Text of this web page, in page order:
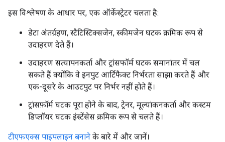
इस विश्लेषण के आधार पर, एक ऑर्केस्ट्रेटर चलता है:
डेटा अंतर्ग्रहण, स्टैटिस्टिक्सजेन, स्कीमजेन घटक क्रमिक रूप से
उदाहरण देते हैं।
उदाहरण सत्यापनकर्ता और ट्रांसफॉर्म घटक समानांतर में चल
सकते हैं क्योंकि वे इनपुट आर्टिफैक्ट निर्भरता साझा करते हैं और
एक-दूसरे के आउटपुट पर निर्भर नहीं होते हैं।
ट्रांसफ़ॉर्म घटक पूरा होने के बाद, ट्रेनर, मूल्यांकनकर्ता और कस्टम
डिप्लॉयर घटक इंस्टेंसेस क्रमिक रूप से चलते हैं।
टीएफएक्स पाइपलाइन बनाने के बारे में और जानें।